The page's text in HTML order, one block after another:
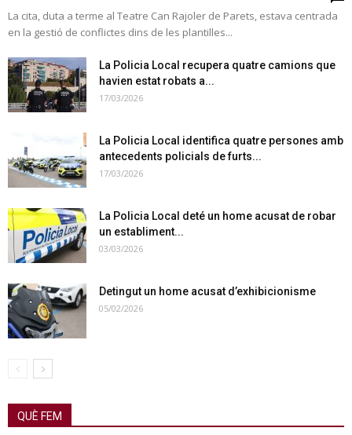
La cita, duta a terme al Teatre Can Rajoler de Parets, estava centrada
en la gestió de conflictes dins de les plantilles...
La Policia Local recupera quatre camions que
havien estat robats a...
17/03/2026
La Policia Local identifica quatre persones amb
antecedents policials de furts...
17/03/2026
La Policia Local deté un home acusat de robar
un establiment...
03/03/2026
Detingut un home acusat d’exhibicionisme
05/02/2026
QUÈ FEM